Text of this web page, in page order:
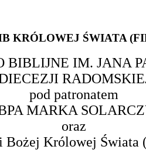
KRÓLOWEJ ŚWIATA
BIBLIJNE IM. JANA
pod patronatem
MARKA
oraz
Bożej Królowej